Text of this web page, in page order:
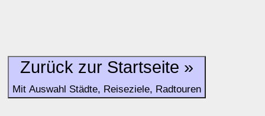
Bewertungen zurzeit noch ohne Lage-Bewertung.
Zurück zur Startseite »
Mit Auswahl Städte, Reiseziele, Radtouren